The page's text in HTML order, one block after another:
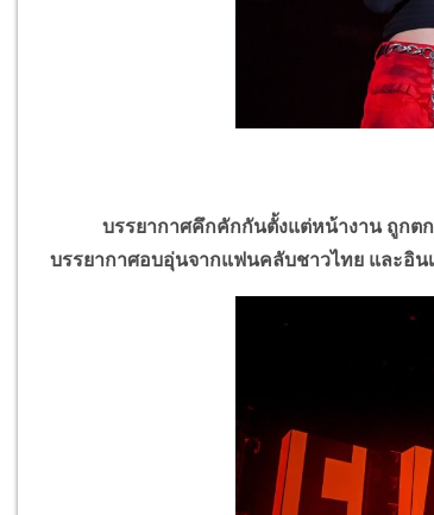
บรรยากาศคึกคักกันตั้งแต่หน้างาน ถูกตกแ
บรรยากาศอบอุ่นจากแฟนคลับชาวไทย และอิ